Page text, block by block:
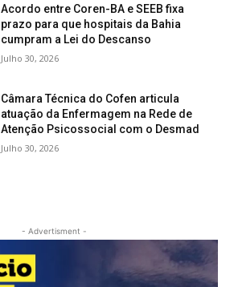
Acordo entre Coren-BA e SEEB fixa
prazo para que hospitais da Bahia
cumpram a Lei do Descanso
Julho 30, 2026
Câmara Técnica do Cofen articula
atuação da Enfermagem na Rede de
Atenção Psicossocial com o Desmad
Julho 30, 2026
- Advertisment -